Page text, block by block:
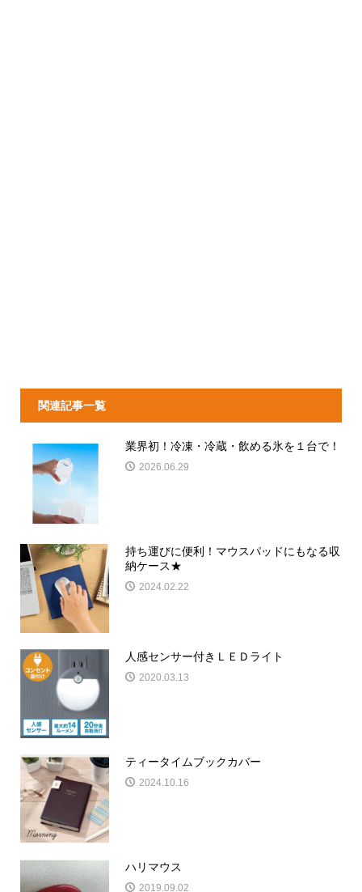
関連記事一覧
業界初！冷凍・冷蔵・飲める氷を１台で！
2026.06.29
持ち運びに便利！マウスパッドにもなる収
納ケース★
2024.02.22
人感センサー付きＬＥＤライト
2020.03.13
ティータイムブックカバー
2024.10.16
ハリマウス
2019.09.02